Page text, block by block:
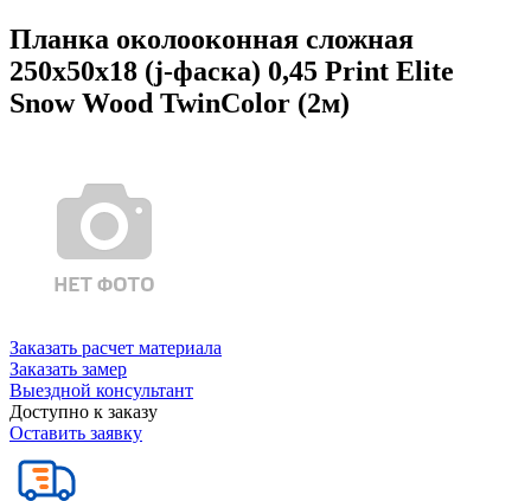
Планка околооконная сложная
250х50х18 (j-фаска) 0,45 Print Elite
Snow Wood TwinColor (2м)
Заказать расчет материала
Заказать замер
Выездной консультант
Доступно к заказу
Оставить заявку